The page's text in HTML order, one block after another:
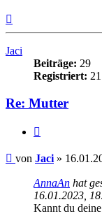
Jaci
Beiträge: 29
Registriert:
Re: Mutter
Beitrag
von Jaci »
AnnaAn hat
16.01.2023,
Kannt du